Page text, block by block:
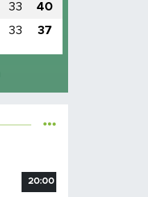
33 40
33 37
20:00